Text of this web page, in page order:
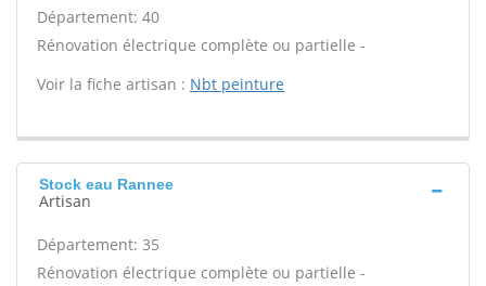
Département: 40
Rénovation électrique complète ou partielle -
Voir la fiche artisan : Nbt peinture
Stock eau Rannee
Artisan
Département: 35
Rénovation électrique complète ou partielle -